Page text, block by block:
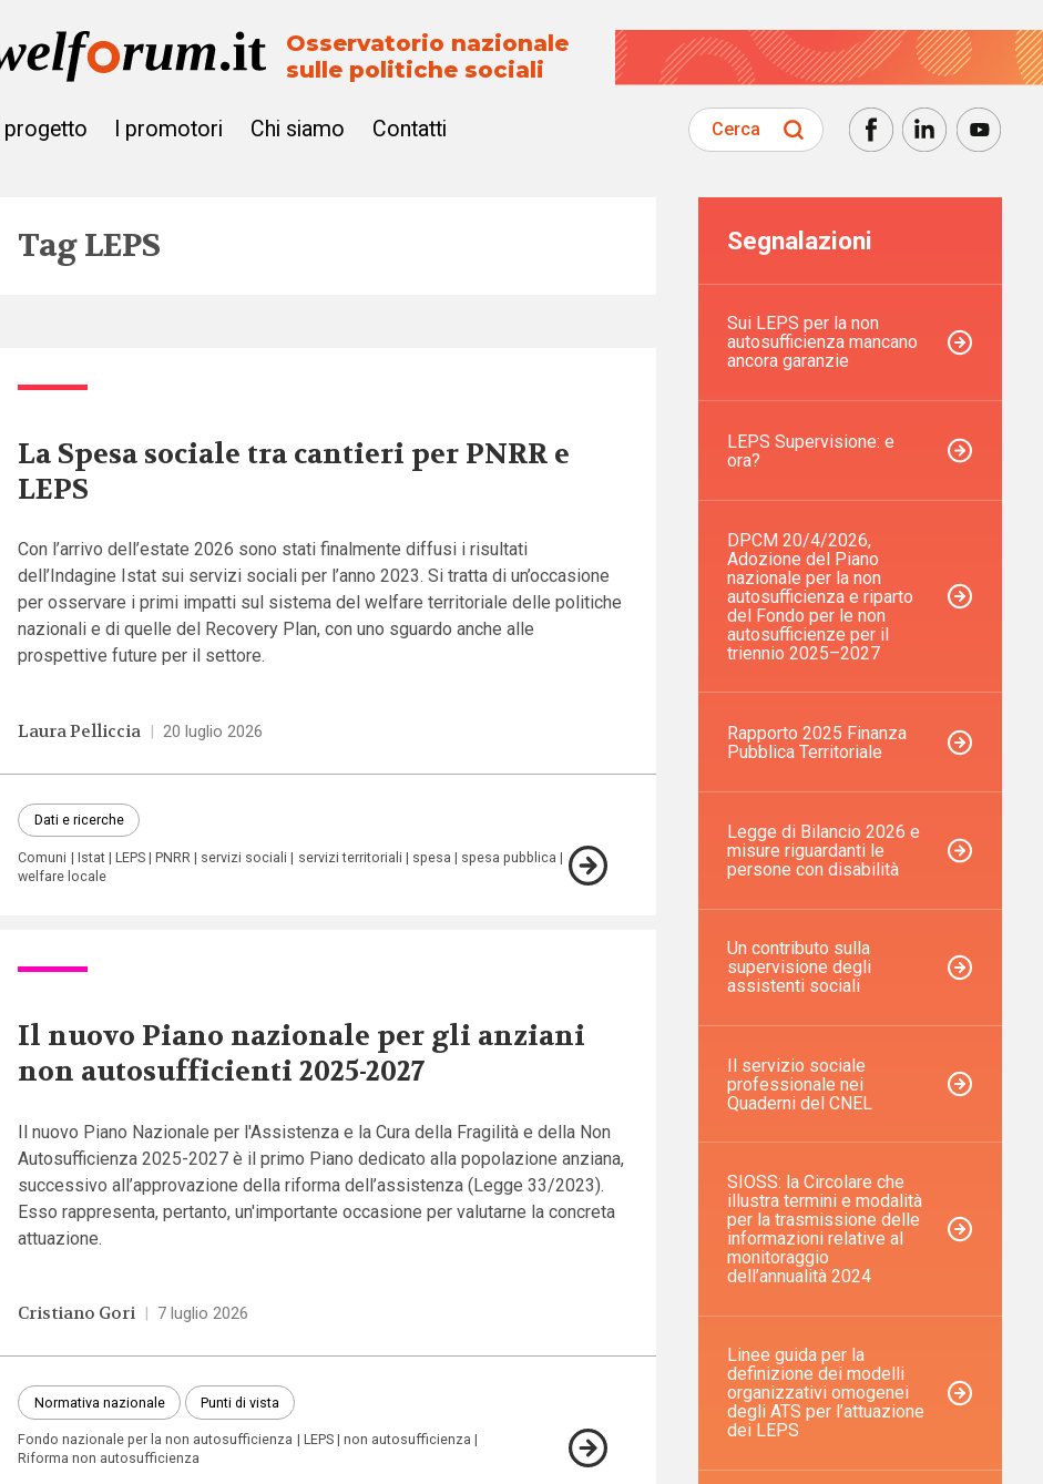
Osservatorio nazionale
sulle politiche sociali
Il progetto I promotori Chi siamo Contatti Cerca
TagLEPS
La Spesa sociale tra cantieri per PNRR e
LEPS
Con l’arrivo dell’estate 2026 sono stati finalmente diffusi i risultati
dell’Indagine Istat sui servizi sociali per l’anno 2023. Si tratta di un’occasione
per osservare i primi impatti sul sistema del welfare territoriale delle politiche
nazionali e di quelle del Recovery Plan, con uno sguardo anche alle
prospettive future per il settore.
Laura Pelliccia | 20 luglio 2026
Dati e ricerche
Comuni Istat LEPS PNRR servizi sociali servizi territoriali spesa
spesa pubblica
welfare locale
Il nuovo Piano nazionale per gli anziani
non autosufficienti 2025-2027
Il nuovo Piano Nazionale per l'Assistenza e la Cura della Fragilità e della Non
Autosufficienza 2025-2027 è il primo Piano dedicato alla popolazione anziana,
successivo all’approvazione della riforma dell’assistenza (Legge 33/2023).
Esso rappresenta, pertanto, un'importante occasione per valutarne la concreta
attuazione.
Cristiano Gori | 7 luglio 2026
Normativa nazionale Punti di vista
Fondo nazionale per la non autosufficienza LEPS
non autosufficienza
Riforma non autosufficienza
Segnalazioni
Sui LEPS per la non
autosufficienza mancano
ancora garanzie
LEPS Supervisione: e
ora?
DPCM 20/4/2026,
Adozione del Piano
nazionale per la non
autosufficienza e riparto
del Fondo per le non
autosufficienze per il
triennio 2025–2027
Rapporto 2025 Finanza
Pubblica Territoriale
Legge di Bilancio 2026 e
misure riguardanti le
persone con disabilità
Un contributo sulla
supervisione degli
assistenti sociali
Il servizio sociale
professionale nei
Quaderni del CNEL
SIOSS: la Circolare che
illustra termini e modalità
per la trasmissione delle
informazioni relative al
monitoraggio
dell’annualità 2024
Linee guida per la
definizione dei modelli
organizzativi omogenei
degli ATS per l’attuazione
dei LEPS